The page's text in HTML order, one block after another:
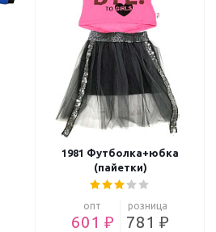
1981 Футболка+юбка
(пайетки)
опт
601 ₽
розница
781 ₽